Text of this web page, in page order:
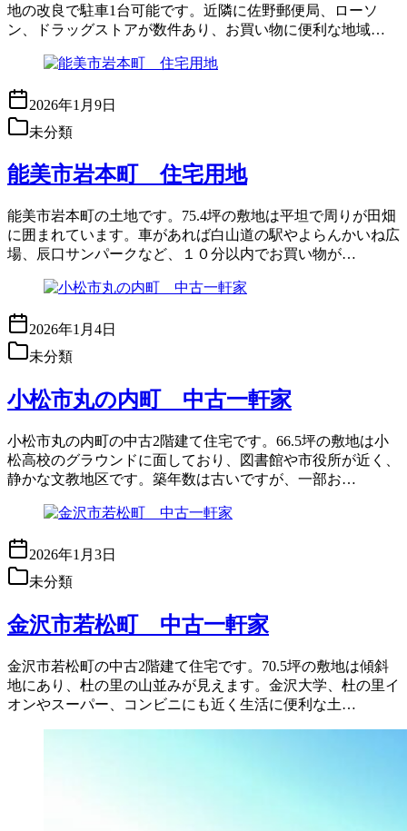
地の改良で駐車1台可能です。近隣に佐野郵便局、ローソ
ン、ドラッグストアが数件あり、お買い物に便利な地域…
2026年1月9日
未分類
能美市岩本町 住宅用地
能美市岩本町の土地です。75.4坪の敷地は平坦で周りが田畑
に囲まれています。車があれば白山道の駅やよらんかいね広
場、辰口サンパークなど、１０分以内でお買い物が…
2026年1月4日
未分類
小松市丸の内町 中古一軒家
小松市丸の内町の中古2階建て住宅です。66.5坪の敷地は小
松高校のグラウンドに面しており、図書館や市役所が近く、
静かな文教地区です。築年数は古いですが、一部お…
2026年1月3日
未分類
金沢市若松町 中古一軒家
金沢市若松町の中古2階建て住宅です。70.5坪の敷地は傾斜
地にあり、杜の里の山並みが見えます。金沢大学、杜の里イ
オンやスーパー、コンビニにも近く生活に便利な土…